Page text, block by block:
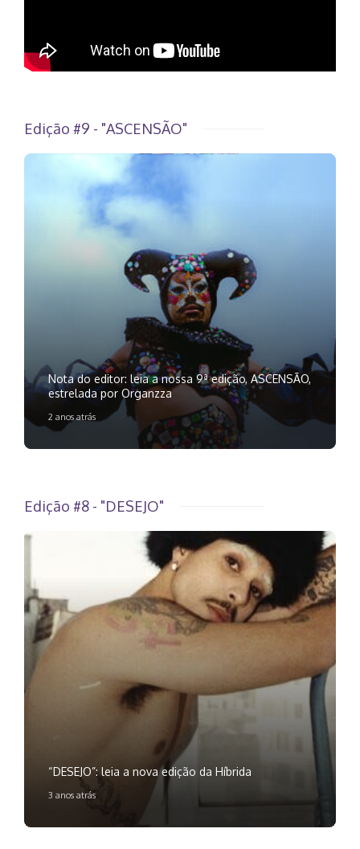
Edição #9 - "ASCENSÃO"
Nota do editor: leia a nossa 9ª edição, ASCENSÃO,
estrelada por Organzza
2 anos atrás
Edição #8 - "DESEJO"
“DESEJO”: leia a nova edição da Híbrida
3 anos atrás